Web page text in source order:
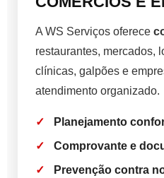
A WS Serviços oferece
restaurantes, mercados,
clínicas, galpões e
atendimento organizado.
Planejamento
Comprovante e
Prevenção contra